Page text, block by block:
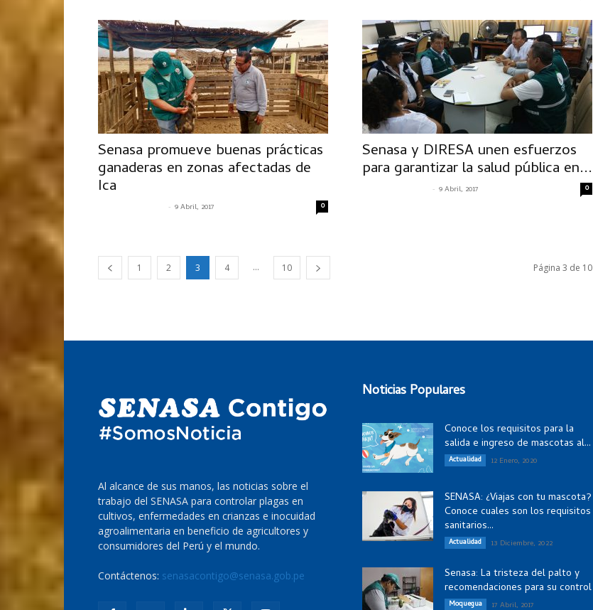
Senasa promueve buenas prácticas
ganaderas en zonas afectadas de
Ica
- 9 Abril, 2017 0
Senasa y DIRESA unen esfuerzos
para garantizar la salud pública en...
- 9 Abril, 2017 0
1 2 3 4 ... 10 Página 3 de 10
Al alcance de sus manos, las noticias sobre el
trabajo del SENASA para controlar plagas en
cultivos, enfermedades en crianzas e inocuidad
agroalimentaria en beneficio de agricultores y
consumidores del Perú y el mundo.
Contáctenos: senasacontigo@senasa.gob.pe
Noticias Populares
Conoce los requisitos para la
salida e ingreso de mascotas al...
Actualidad 12 Enero, 2020
SENASA: ¿Viajas con tu mascota?
Conoce cuales son los requisitos
sanitarios...
Actualidad 13 Diciembre, 2022
Senasa: La tristeza del palto y
recomendaciones para su control
Moquegua 17 Abril, 2017